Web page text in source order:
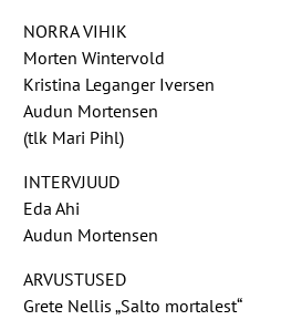
NORRA VIHIK
Morten Wintervold
Kristina Leganger Iversen
Audun Mortensen
(tlk Mari Pihl)
INTERVJUUD
Eda Ahi
Audun Mortensen
ARVUSTUSED
Grete Nellis „Salto mortalest“